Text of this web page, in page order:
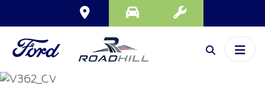
TRANSIT CUSTOM